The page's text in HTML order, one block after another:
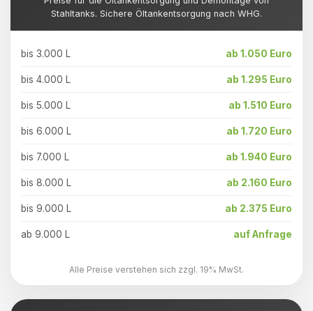
Stahltanks. Sichere Öltankentsorgung nach WHG.
bis 3.000 L ab 1.050 Euro
bis 4.000 L ab 1.295 Euro
bis 5.000 L ab 1.510 Euro
bis 6.000 L ab 1.720 Euro
bis 7.000 L ab 1.940 Euro
bis 8.000 L ab 2.160 Euro
bis 9.000 L ab 2.375 Euro
ab 9.000 L auf Anfrage
Alle Preise verstehen sich zzgl. 19% MwSt.